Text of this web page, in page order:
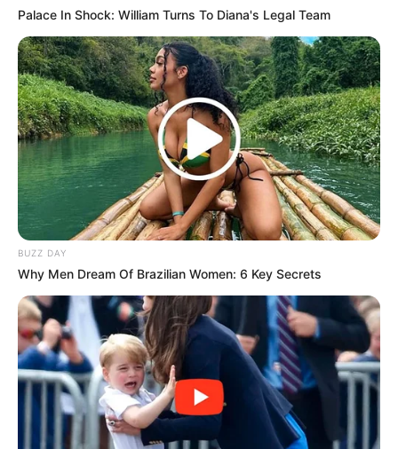
Trio Pemburu Hantu
Mengusir Roh Jahat
Sinopsis Raya and the
Last Dragon, Film Disney
Kental Akan Unsur
Indonesia
Sinopsis The Secret:
Mencekam di Vila Tua
Palace In Shock: William Turns To Diana's Legal Team
BUZZ DAY
Why Men Dream Of Brazilian Women: 6 Key Secrets